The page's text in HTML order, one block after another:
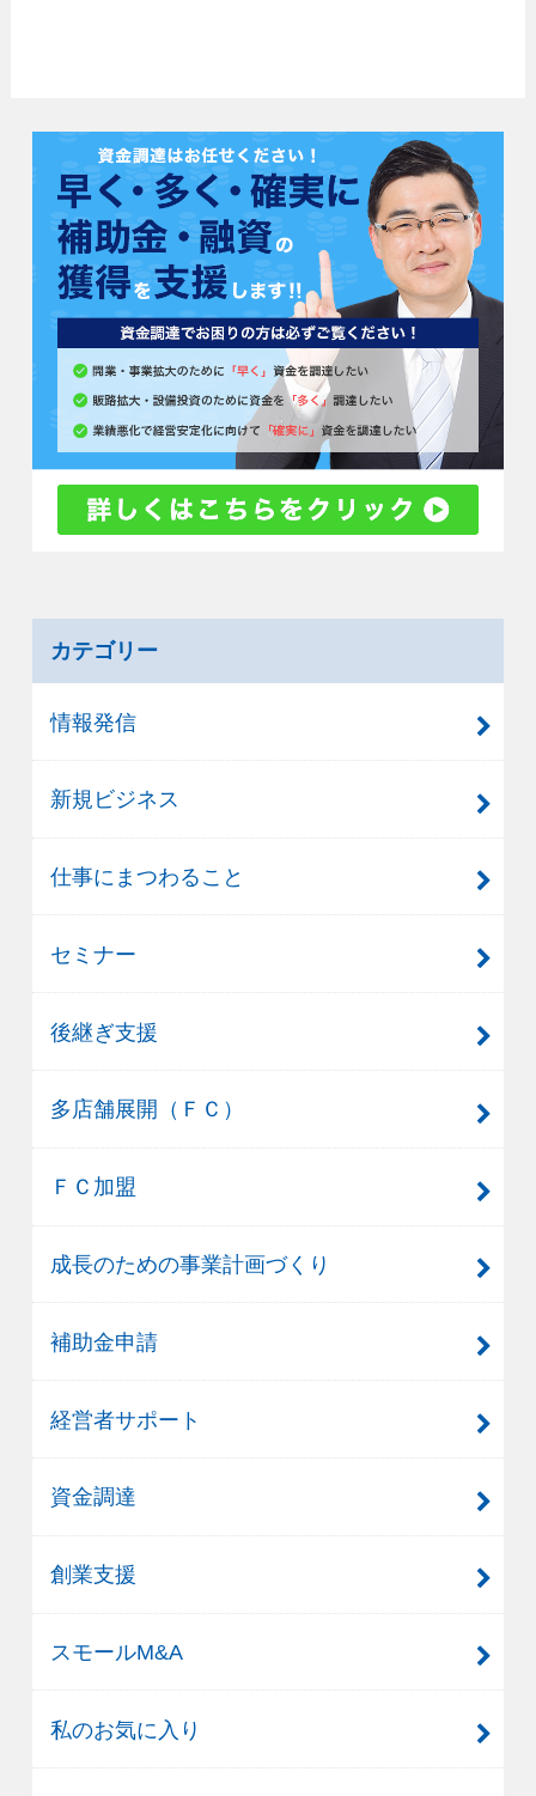
カテゴリー
情報発信
新規ビジネス
仕事にまつわること
セミナー
後継ぎ支援
多店舗展開（ＦＣ）
ＦＣ加盟
成長のための事業計画づくり
補助金申請
経営者サポート
資金調達
創業支援
スモールM&A
私のお気に入り